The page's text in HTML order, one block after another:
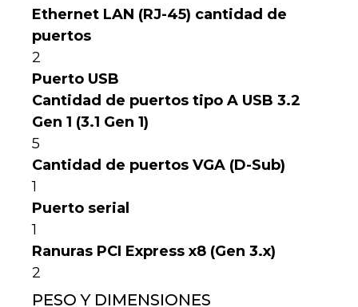
Ethernet LAN (RJ-45) cantidad de
puertos
2
Puerto USB
Cantidad de puertos tipo A USB 3.2
Gen 1 (3.1 Gen 1)
5
Cantidad de puertos VGA (D-Sub)
1
Puerto serial
1
Ranuras PCI Express x8 (Gen 3.x)
2
PESO Y DIMENSIONES